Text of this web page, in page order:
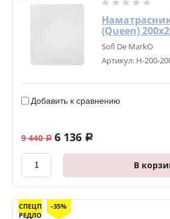
(Queen)
Sofi De MarkO
Артикул:Н-200-
Добавить к сравнению
9 440 a 6 136 a
В
СПЕЦП
РЕДЛО
-35%